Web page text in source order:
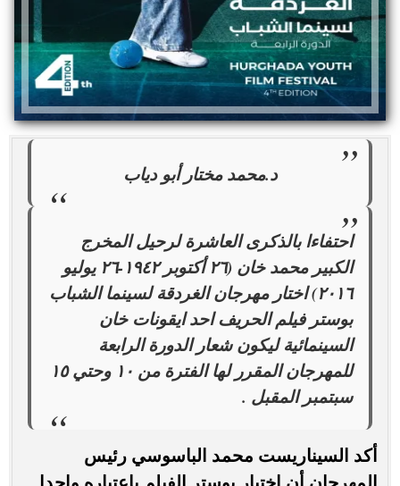
د.محمد مختار أبو دياب
احتفاءا بالذكرى العاشرة لرحيل المخرج
الكبير محمد خان (٢٦ أكتوبر ١٩٤٢-٢٦ يوليو
٢٠١٦) اختار مهرجان الغردقة لسينما الشباب
بوستر فيلم الحريف احد ايقونات خان
السينمائية ليكون شعار الدورة الرابعة
للمهرجان المقرر لها الفترة من ١٠ وحتي ١٥
سبتمبر المقبل .
أكد السيناريست محمد الباسوسي رئيس